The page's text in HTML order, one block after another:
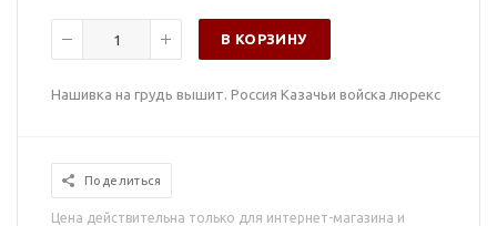
В КОРЗИНУ
Нашивка на грудь вышит. Россия Казачьи войска люрекс
Поделиться
Цена действительна только для интернет-магазина и